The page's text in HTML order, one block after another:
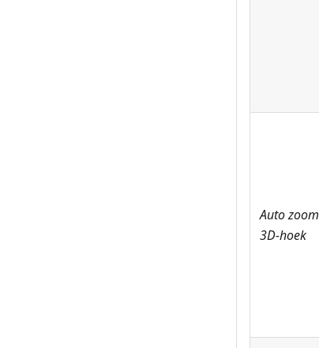
Auto zoom
3D-hoek